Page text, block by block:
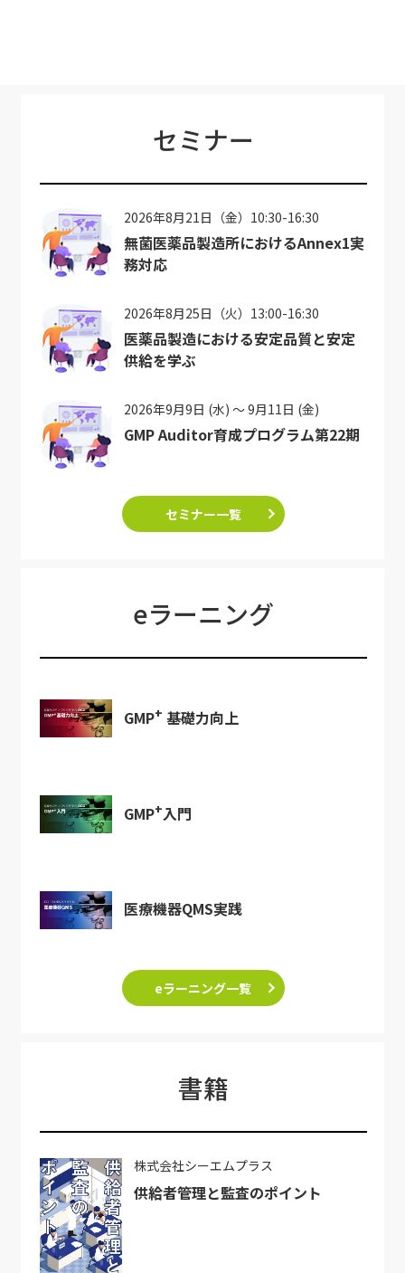
セミナー
2026年8月21日（金）10:30-16:30
無菌医薬品製造所におけるAnnex1実
務対応
2026年8月25日（火）13:00-16:30
医薬品製造における安定品質と安定
供給を学ぶ
2026年9月9日 (水) ～ 9月11日 (金)
GMP Auditor育成プログラム第22期
セミナー一覧
eラーニング
GMP+ 基礎力向上
GMP+入門
医療機器QMS実践
eラーニング一覧
書籍
株式会社シーエムプラス
供給者管理と監査のポイント